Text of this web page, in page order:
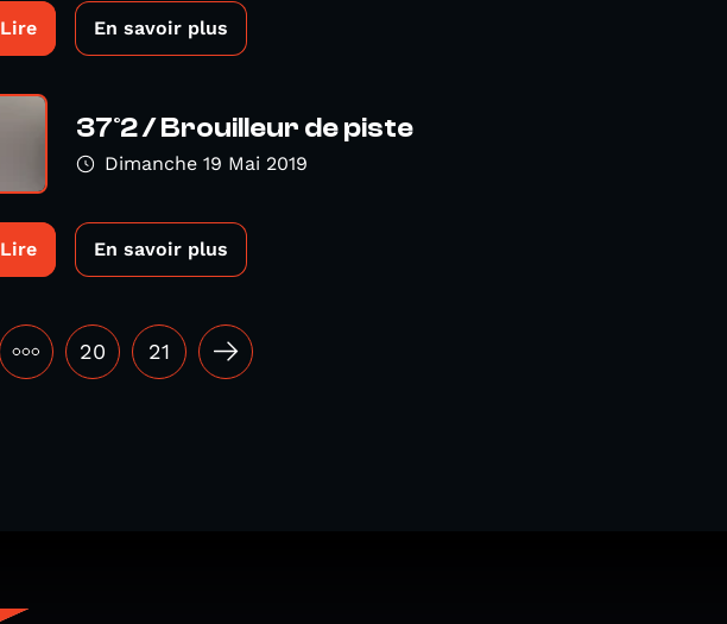
Lire En savoir plus
37°2 / Brouilleur de piste
Dimanche 19 Mai 2019
Lire En savoir plus
••• 20 21